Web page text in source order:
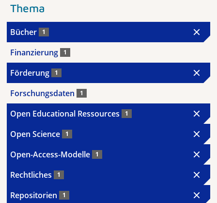
Thema
Bücher 1
Finanzierung 1
Förderung 1
Forschungsdaten 1
Open Educational Ressources 1
Open Science 1
Open-Access-Modelle 1
Rechtliches 1
Repositorien 1